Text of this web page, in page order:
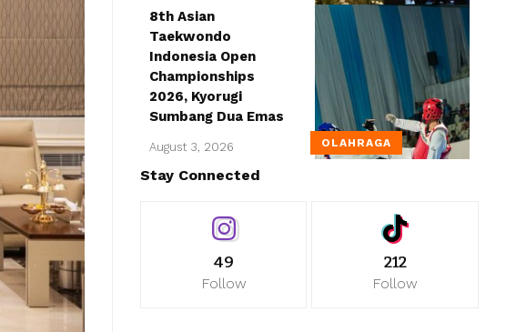
OLAHRAGA
8th Asian
Taekwondo
Indonesia Open
Championships
2026, Kyorugi
Sumbang Dua Emas
August 3, 2026
Stay Connected
49
Follow
212
Follow